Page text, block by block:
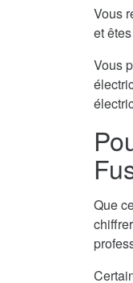
Vous
et
Vous
Que